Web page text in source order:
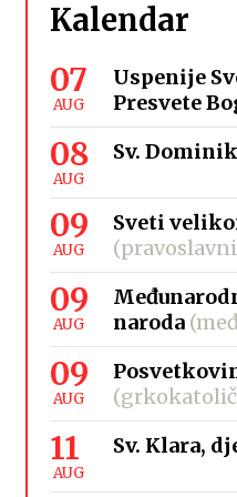
Kalendar
07
AUG
Uspenije
Presvete
08
AUG
Sv.
09
AUG
Sveti
09
AUG
naroda
09
AUG
11
AUG
Sv. Klara,